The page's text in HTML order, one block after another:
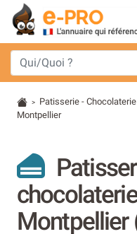
> Patisserie -
Montpellier
Montpellier